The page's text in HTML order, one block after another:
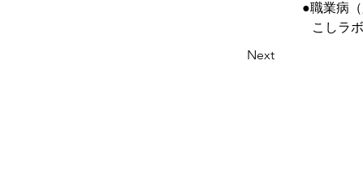
●職業病（腰痛
こしラボ　谷
Next